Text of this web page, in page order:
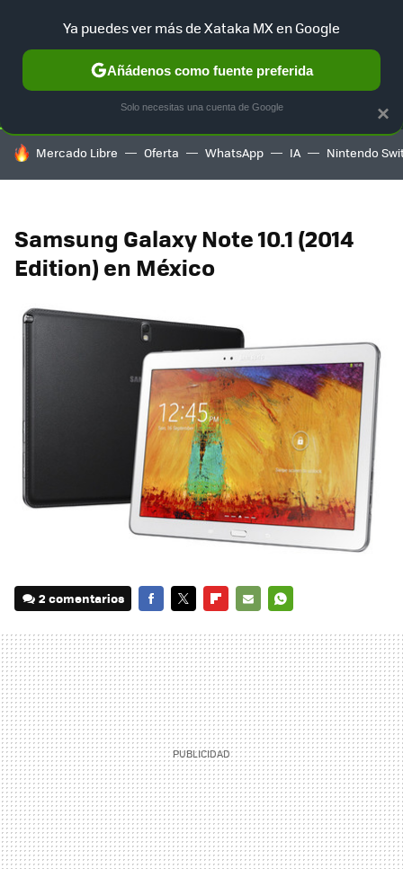
SELECCIÓN GAMING HOME AUTO TERRITORIO
HOY SE HABLA DE
Mercado Libre Oferta WhatsApp IA Nintendo
Samsung Galaxy Note 10.1 (2014
Edition) en México
2 comentarios
MAIL
×
Ya puedes ver más de Xataka MX en Google
Añádenos como fuente preferida
Solo necesitas una cuenta de Google